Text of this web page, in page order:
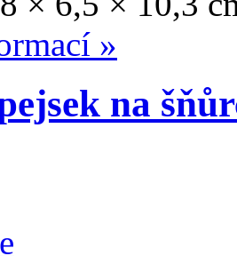
»
na